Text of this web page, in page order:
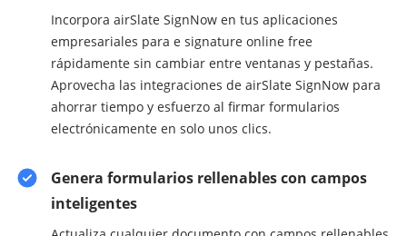
Incorpora airSlate SignNow en tus aplicaciones
empresariales para e signature online free
rápidamente sin cambiar entre ventanas y pestañas.
Aprovecha las integraciones de airSlate SignNow para
ahorrar tiempo y esfuerzo al firmar formularios
electrónicamente en solo unos clics.
Genera formularios rellenables con campos
inteligentes